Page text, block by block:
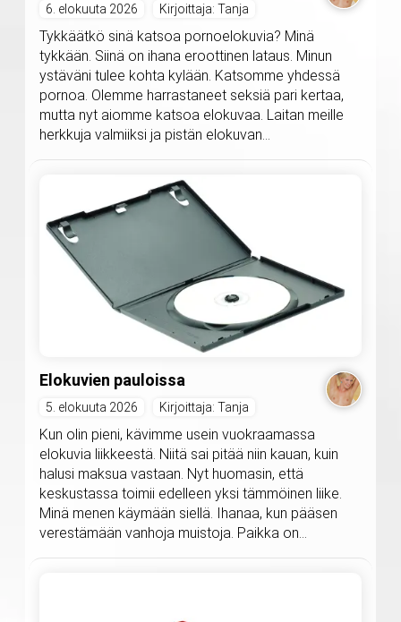
6. elokuuta 2026 Kirjoittaja: Tanja
Tykkäätkö sinä katsoa pornoelokuvia? Minä
tykkään. Siinä on ihana eroottinen lataus. Minun
ystäväni tulee kohta kylään. Katsomme yhdessä
pornoa. Olemme harrastaneet seksiä pari kertaa,
mutta nyt aiomme katsoa elokuvaa. Laitan meille
herkkuja valmiiksi ja pistän elokuvan...
Elokuvien pauloissa
5. elokuuta 2026 Kirjoittaja: Tanja
Kun olin pieni, kävimme usein vuokraamassa
elokuvia liikkeestä. Niitä sai pitää niin kauan, kuin
halusi maksua vastaan. Nyt huomasin, että
keskustassa toimii edelleen yksi tämmöinen liike.
Minä menen käymään siellä. Ihanaa, kun pääsen
verestämään vanhoja muistoja. Paikka on...